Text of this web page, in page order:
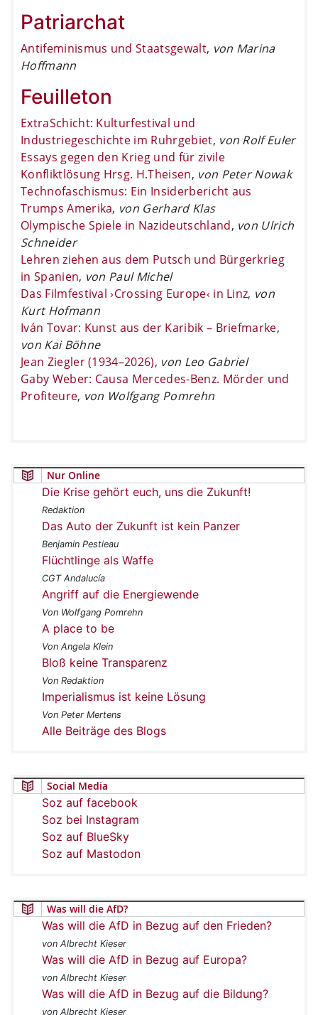
Patriarchat
Antifeminismus und Staatsgewalt, von Marina
Hoffmann
Feuilleton
ExtraSchicht: Kulturfestival und
Industriegeschichte im Ruhrgebiet, von Rolf Euler
Essays gegen den Krieg und für zivile
Konfliktlösung Hrsg. H.Theisen, von Peter Nowak
Technofaschismus: Ein Insiderbericht aus
Trumps Amerika, von Gerhard Klas
Olympische Spiele in Nazideutschland, von Ulrich
Schneider
Lehren ziehen aus dem Putsch und Bürgerkrieg
in Spanien, von Paul Michel
Das Filmfestival ›Crossing Europe‹ in Linz, von
Kurt Hofmann
Iván Tovar: Kunst aus der Karibik – Briefmarke,
von Kai Böhne
Jean Ziegler (1934–2026), von Leo Gabriel
Gaby Weber: Causa Mercedes-Benz. Mörder und
Profiteure, von Wolfgang Pomrehn
Nur Online
Die Krise gehört euch, uns die Zukunft!
Redaktion
Das Auto der Zukunft ist kein Panzer
Benjamin Pestieau
Flüchtlinge als Waffe
CGT Andalucía
Angriff auf die Energiewende
Von Wolfgang Pomrehn
A place to be
Von Angela Klein
Bloß keine Transparenz
Von Redaktion
Imperialismus ist keine Lösung
Von Peter Mertens
Alle Beiträge des Blogs
Social Media
Soz auf facebook
Soz bei Instagram
Soz auf BlueSky
Soz auf Mastodon
Was will die AfD?
Was will die AfD in Bezug auf den Frieden?
von Albrecht Kieser
Was will die AfD in Bezug auf Europa?
von Albrecht Kieser
Was will die AfD in Bezug auf die Bildung?
von Albrecht Kieser